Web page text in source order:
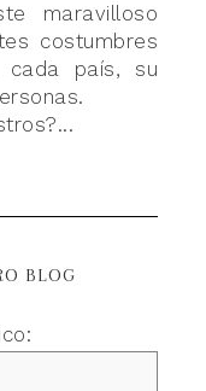
maravilloso
costumbres
país, su
BLOG